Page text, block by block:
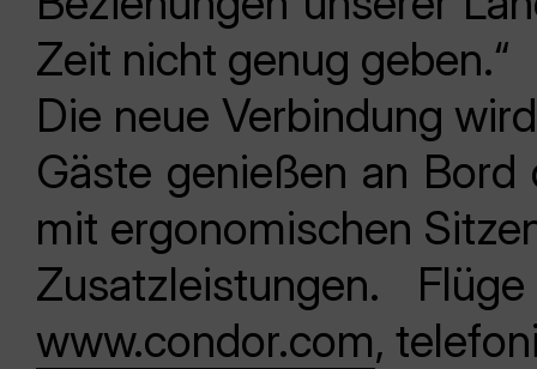
Zeit nicht genug geben.“
Die neue Verbindung
Gäste genießen an
mit ergonomischen
Zusatzleistungen.
www.condor.com,